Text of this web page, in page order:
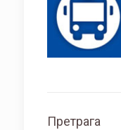
Претрага